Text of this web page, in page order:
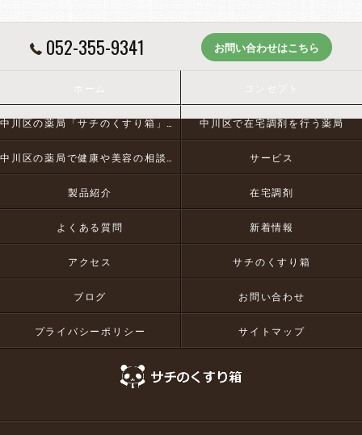
052-355-9341 お問い合わせはこちら
中川区の薬局「サチのくすり箱」とは 中川区で在宅調剤を行う薬局
サービス
製品紹介 在宅調剤
よくある質問 新着情報
アクセス サチのくすり箱
ブログ お問い合わせ
プライバシーポリシー サイトマップ